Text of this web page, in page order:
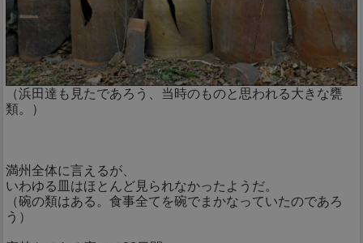
（浜田達も見たであろう、当時のものと思われる大きな甕
類。）
満州全体に言えるが、
いわゆる皿はほとんど見られなかったようだ。
（碗の類はある。食事全てを碗でまかなっていたのであろ
う）